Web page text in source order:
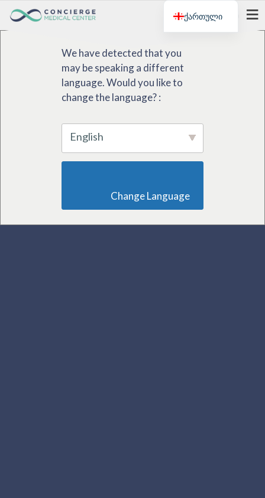
We have detected that you
may be speaking a different
language. Would you like to
change the language? :
English
მენიუ
ქართული